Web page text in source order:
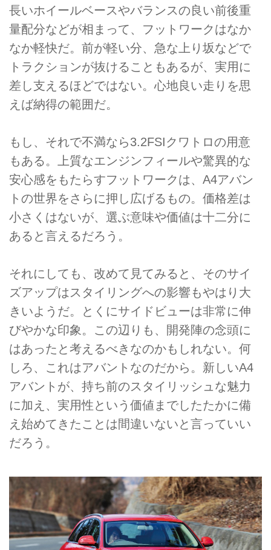
長いホイールベースやバランスの良い前後重
量配分などが相まって、フットワークはなか
なか軽快だ。前が軽い分、急な上り坂などで
トラクションが抜けることもあるが、実用に
差し支えるほどではない。心地良い走りを思
えば納得の範囲だ。
もし、それで不満なら3.2FSIクワトロの用意
もある。上質なエンジンフィールや驚異的な
安心感をもたらすフットワークは、A4アバン
トの世界をさらに押し広げるもの。価格差は
小さくはないが、選ぶ意味や価値は十二分に
あると言えるだろう。
それにしても、改めて見てみると、そのサイ
ズアップはスタイリングへの影響もやはり大
きいようだ。とくにサイドビューは非常に伸
びやかな印象。この辺りも、開発陣の念頭に
はあったと考えるべきなのかもしれない。何
しろ、これはアバントなのだから。新しいA4
アバントが、持ち前のスタイリッシュな魅力
に加え、実用性という価値までしたたかに備
え始めてきたことは間違いないと言っていい
だろう。